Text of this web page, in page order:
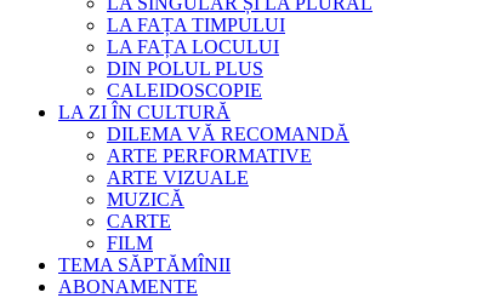
LA FAȚA TIMPULUI
LA FAȚA LOCULUI
DIN POLUL PLUS
CALEIDOSCOPIE
LA ZI ÎN CULTURĂ
DILEMA VĂ RECOMANDĂ
ARTE PERFORMATIVE
ARTE VIZUALE
MUZICĂ
CARTE
FILM
TEMA SĂPTĂMÎNII
ABONAMENTE